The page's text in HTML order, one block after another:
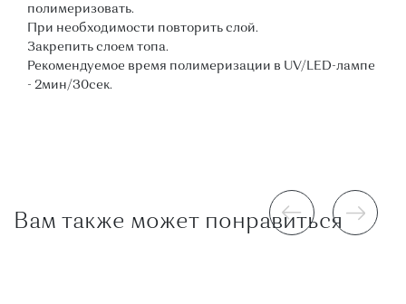
полимеризовать.
При необходимости повторить слой.
Закрепить слоем топа.
Рекомендуемое время полимеризации в UV/LED-лампе
- 2мин/30сек.
Вам также может понравиться